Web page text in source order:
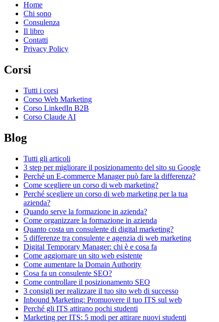
Home
Chi sono
Consulenza
Il libro
Contatti
Privacy Policy
Corsi
Tutti i corsi
Corso Web Marketing
Corso LinkedIn B2B
Corso Claude AI
Blog
Tutti gli articoli
3 step per migliorare il posizionamento del sito su Google
Perché un E-commerce Manager può fare la differenza?
Come scegliere un corso di web marketing?
Perché scegliere un corso di web marketing per la tua
azienda?
Quando serve la formazione in azienda?
Come organizzare la formazione in azienda
Quanto costa un consulente di digital marketing?
5 differenze tra consulente e agenzia di web marketing
Digital Temporary Manager: chi è e cosa fa
Come aggiornare un sito web esistente
Come aumentare la Domain Authority
Cosa fa un consulente SEO?
Come controllare il posizionamento SEO
3 consigli per realizzare il tuo sito web di successo
Inbound Marketing: Promuovere il tuo ITS sul web
Perché gli ITS attirano pochi studenti
Marketing per ITS: 5 modi per attirare nuovi studenti